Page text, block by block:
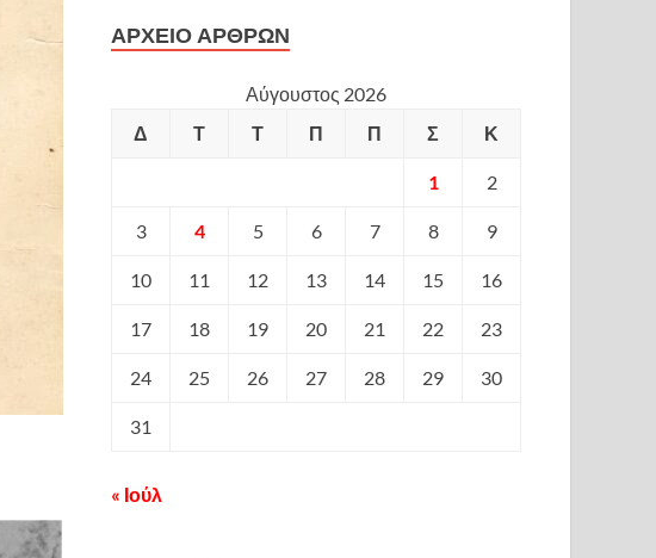
ΑΡΧΕΙΟ ΑΡΘΡΩΝ
Αύγουστος 2026
Δ
Τ Τ Π Π Σ Κ
1 2
3 4 5 6 7 8 9
10 11 12 13 14 15 16
17 18 19 20 21 22 23
24 25 26 27 28 29 30
31
« Ιούλ